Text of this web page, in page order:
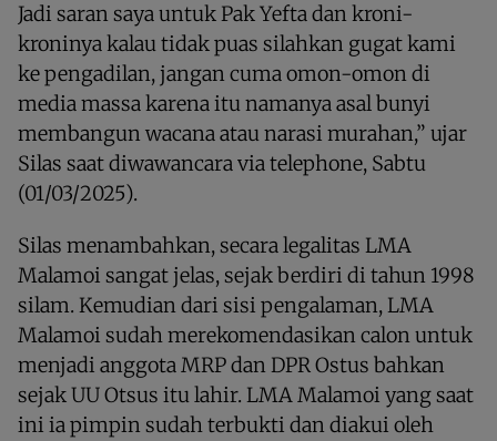
Jadi saran saya untuk Pak Yefta dan kroni-
kroninya kalau tidak puas silahkan gugat kami
ke pengadilan, jangan cuma omon-omon di
media massa karena itu namanya asal bunyi
membangun wacana atau narasi murahan,” ujar
Silas saat diwawancara via telephone, Sabtu
(01/03/2025).
Silas menambahkan, secara legalitas LMA
Malamoi sangat jelas, sejak berdiri di tahun 1998
silam. Kemudian dari sisi pengalaman, LMA
Malamoi sudah merekomendasikan calon untuk
menjadi anggota MRP dan DPR Ostus bahkan
sejak UU Otsus itu lahir. LMA Malamoi yang saat
ini ia pimpin sudah terbukti dan diakui oleh